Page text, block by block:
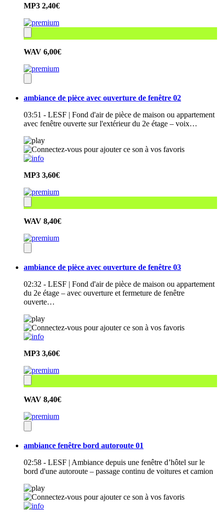
MP3 2,40€
WAV 6,00€
ambiance de pièce avec ouverture de fenêtre 02
03:51 - LESF | Fond d'air de pièce de maison ou appartement
avec fenêtre ouverte sur l'extérieur du 2e étage – voix…
MP3 3,60€
WAV 8,40€
ambiance de pièce avec ouverture de fenêtre 03
02:32 - LESF | Fond d'air de pièce de maison ou appartement
du 2e étage – avec ouverture et fermeture de fenêtre
ouverte…
MP3 3,60€
WAV 8,40€
ambiance fenêtre bord autoroute 01
02:58 - LESF | Ambiance depuis une fenêtre d’hôtel sur le
bord d'une autoroute – passage continu de voitures et camion